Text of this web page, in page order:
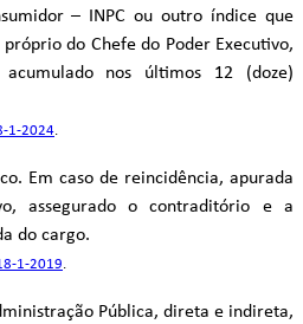
– INPC ou outro índice que
do Chefe do Poder Executivo,
nos últimos 12 (doze)
1-2024.
Em caso de reincidência, apurada
assegurado o contraditório e a
do cargo.
1-2019.
Pública, direta e indireta,